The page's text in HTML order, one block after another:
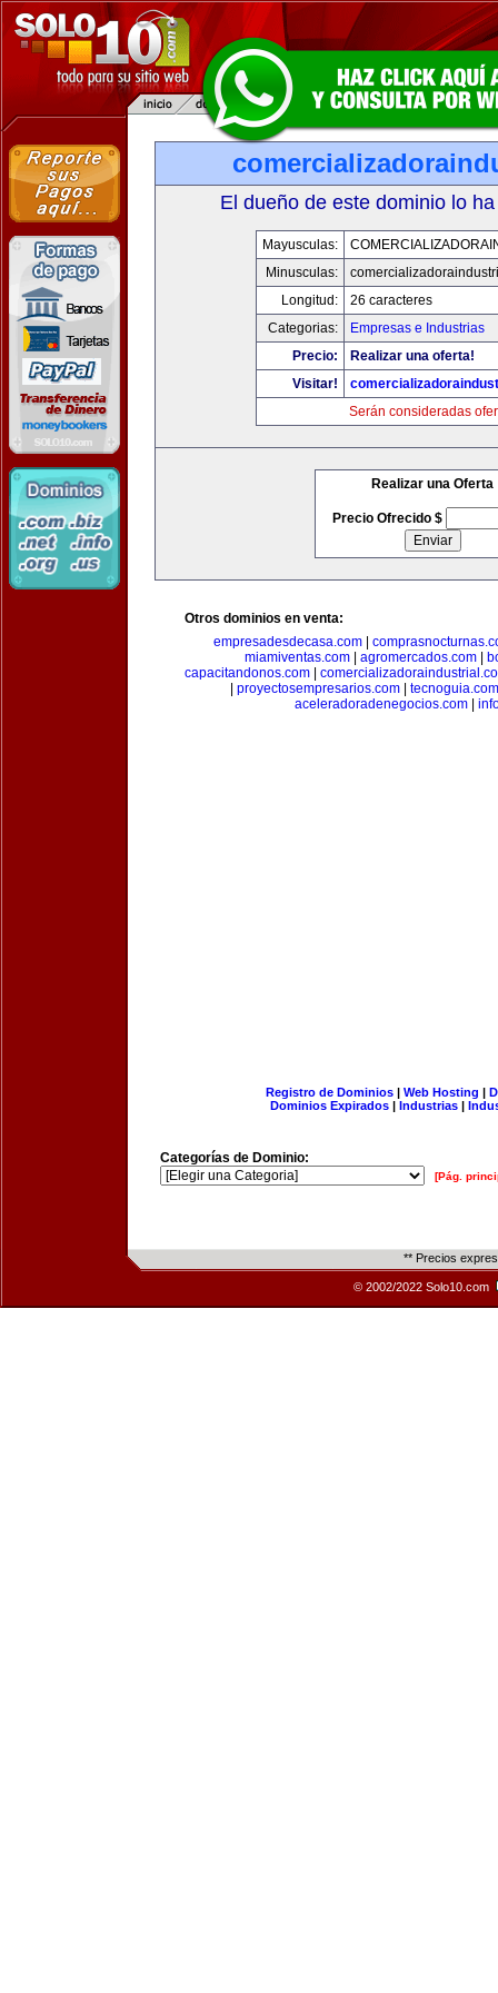
El dueño de este dominio lo
Mayusculas:
Minusculas:
Longitud:
26 caracteres
Categorias:
Empresas e Industrias
Precio:
Realizar una oferta!
Visitar!
Serán consideradas
Realizar una Oferta
Precio Ofrecido $
Otros dominios en venta:
empresadesdecasa.com|
miamiventas.com
agromercados.com
capacitandonos.com
proyectosempresarios.com
tecnoguia.com
aceleradoradenegocios.com
Registro de Dominios| Web Hosting |
Dominios Expirados | Industrias |
Categorías de Dominio:
[Pág.
** Precios
© 2002/2022 Solo10.com